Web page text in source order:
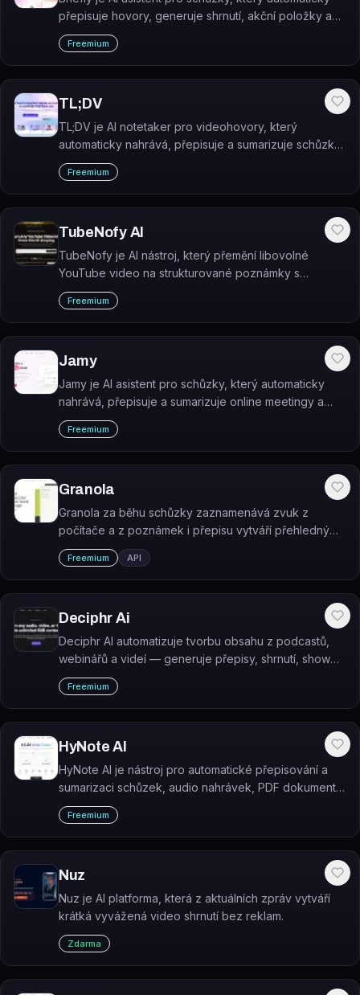
přepisuje hovory, generuje shrnutí, akční položky a
follow-up e-maily.
Freemium
TL;DV
TL;DV je AI notetaker pro videohovory, který
automaticky nahrává, přepisuje a sumarizuje schůzky
na platformách Zoom, Google Meet a Microsoft
Teams.
Freemium
TubeNofy AI
TubeNofy je AI nástroj, který přemění libovolné
YouTube video na strukturované poznámky s
highlights, citáty, časovými razítky a vestavěným AI
chatem.
Freemium
Jamy
Jamy je AI asistent pro schůzky, který automaticky
nahrává, přepisuje a sumarizuje online meetingy a
extrahuje z nich úkoly a rozhodnutí.
Freemium
Granola
Granola za běhu schůzky zaznamenává zvuk z
počítače a z poznámek i přepisu vytváří přehledný
zápis se shrnutím a úkoly.
Freemium API
Deciphr Ai
Deciphr AI automatizuje tvorbu obsahu z podcastů,
webinářů a videí — generuje přepisy, shrnutí, show
notes, SEO články a newslettery během několika
minut.
Freemium
HyNote AI
HyNote AI je nástroj pro automatické přepisování a
sumarizaci schůzek, audio nahrávek, PDF dokumentů
a videí do přehledných poznámek.
Freemium
Nuz
Nuz je AI platforma, která z aktuálních zpráv vytváří
krátká vyvážená video shrnutí bez reklam.
Zdarma